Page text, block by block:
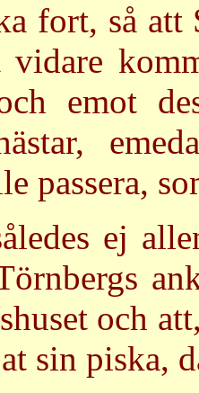
fort, så
vidare
emot
passera,
ej
och
sin piska,